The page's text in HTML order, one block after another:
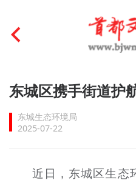
首页
文明创建
文明培育
东城区携手街道护
东城生态环境局
2025-07-22
近日，东城区生态